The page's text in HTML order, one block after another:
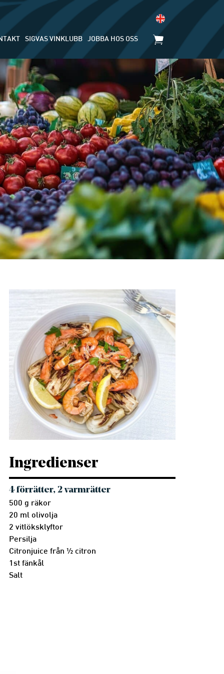
SIGVAS VINKLUBB JOBBA HOS OSS
Ingredienser
4 förrätter, 2 varmrätter
500 g räkor
20 ml olivolja
2 vitlöksklyftor
Persilja
Citronjuice från ½ citron
1st fänkål
Salt